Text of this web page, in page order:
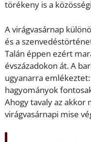
törékeny is a
A virágvasárnap
és a
Talán éppen ezért
évszázadokon át. A
ugyanarra
hagyományok
Ahogy tavaly az akkor
virágvasárnapi mise